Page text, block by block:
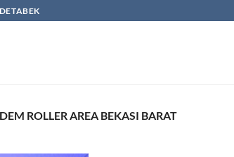
ROLLER AREA BEKASI BARAT